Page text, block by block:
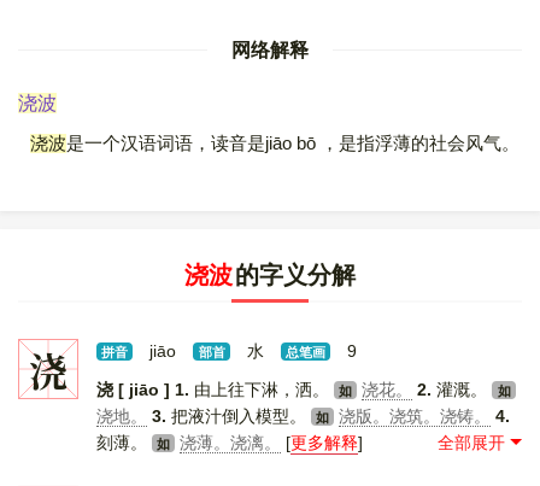
网络解释
浇波
浇波是一个汉语词语，读音是jiāo bō ，是指浮薄的社会风气。
浇波的字义分解
浇 拼音 jiāo 部首 水 总笔画
9
浇 [ jiāo ] 1. 由上往下淋，洒。 如 浇花。 2. 灌溉。 如
浇地。 3. 把液汁倒入模型。 如 浇版。浇筑。浇铸。
4.
刻薄。
如 浇薄。浇漓。 [更多解释]